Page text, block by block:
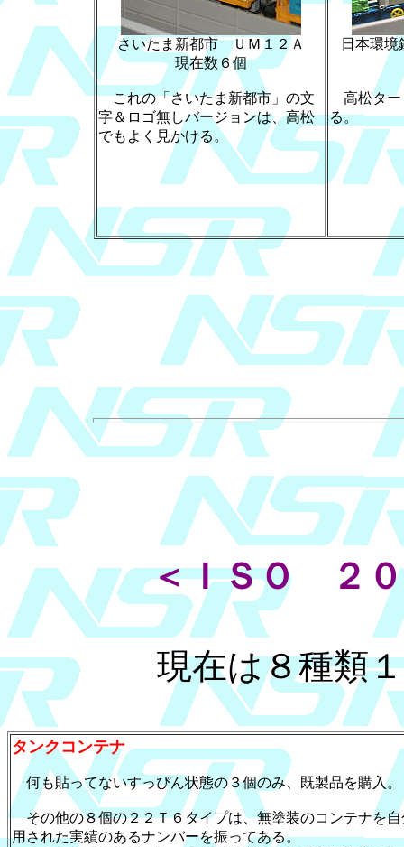
さいたま新都市 ＵＭ１２Ａ
現在数６個
これの「さいたま新都市」の文
字＆ロゴ無しバージョンは、高松
でもよく見かける。
日本環
高松ター
る。
＜ＩＳＯ ２０
現在は８種類
タンクコンテナ
何も貼ってないすっぴん状態の３個のみ、既製品を購入。
その他の８個の２２Ｔ６タイプは、無塗装のコンテナを
用された実績のあるナンバーを振ってある。